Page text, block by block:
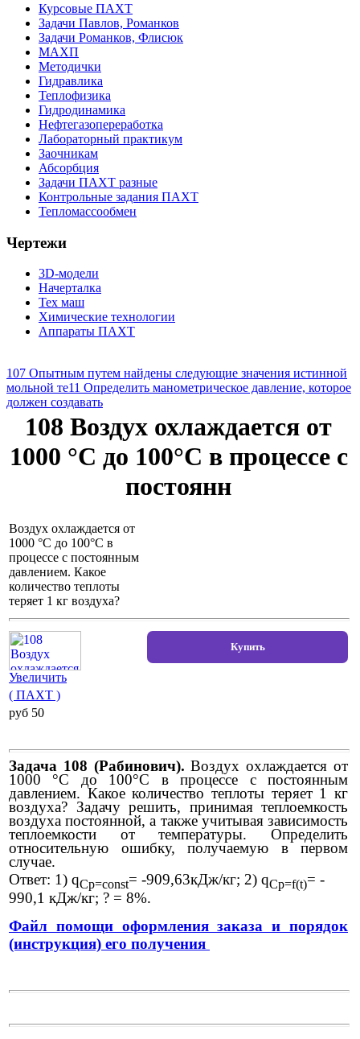
Курсовые ПАХТ
Задачи Павлов, Романков
Задачи Романков, Флисюк
МАХП
Методички
Гидравлика
Теплофизика
Гидродинамика
Нефтегазопереработка
Лабораторный практикум
Заочникам
Абсорбция
Задачи ПАХТ разные
Контрольные задания ПАХТ
Тепломассообмен
Чертежи
3D-модели
Начерталка
Тех маш
Химические технологии
Аппараты ПАХТ
107 Опытным путем найдены следующие значения истинной
мольной те11 Определить манометрическое давление, которое
должен создавать
108 Воздух охлаждается от
1000 °С до 100°С в процессе с
постоянн
Воздух охлаждается от
1000 °С до 100°С в
процессе с постоянным
давлением. Какое
количество теплоты
теряет 1 кг воздуха?
Увеличить
( ПАХТ )
pуб 50
Задача 108 (Рабинович). Воздух охлаждается от
1000 °С до 100°С в процессе с постоянным
давлением. Какое количество теплоты теряет 1 кг
воздуха? Задачу решить, принимая теплоемкость
воздуха постоянной, а также учитывая зависимость
теплоемкости от температуры. Определить
относительную ошибку, получаемую в первом
случае.
Ответ: 1) qCp=const= -909,63кДж/кг; 2) qCp=f(t)= -
990,1 кДж/кг; ? = 8%.
Файл помощи оформления заказа и порядок
(инструкция) его получения